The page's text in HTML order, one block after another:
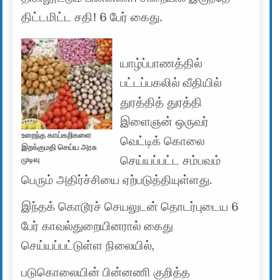
திட்டமிட்ட சதி! 6 பேர் கைது.
உறைந்த காய்கறிகளை
இறக்குமதி செய்ய அரசு
முடிவு
யாழ்ப்பாணத்தில்
பட்டப்பகலில் வீதியில்
துரத்தித் துரத்தி
இளைஞன் ஒருவர்
வெட்டிக் கொலை
செய்யப்பட்ட சம்பவம்
பெரும் அதிர்ச்சியை ஏற்படுத்தியுள்ளது.
இந்தக் கொடூரச் செயலுடன் தொடர்புடைய 6
பேர் காவல்துறையினரால் கைது
செய்யப்பட்டுள்ள நிலையில்,
படுகொலையின் பின்னணி குறித்த